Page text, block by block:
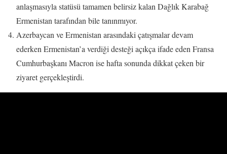
anlaşmasıyla statüsü tamamen belirsiz kalan Dağlık Karabağ
Ermenistan tarafından bile tanınmıyor.
Azerbaycan ve Ermenistan arasındaki çatışmalar devam
ederken Ermenistan’a verdiği desteği açıkça ifade eden Fransa
Cumhurbaşkanı Macron ise hafta sonunda dikkat çeken bir
ziyaret gerçekleştirdi.